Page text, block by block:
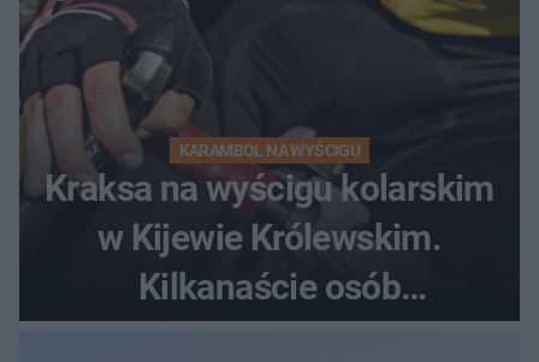
KARAMBOL NA WYŚCIGU
Kraksa na wyścigu kolarskim
w Kijewie Królewskim.
Kilkanaście osób
poszkodowanych, lądował